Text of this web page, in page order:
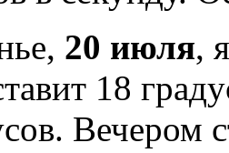
20 июля,
18
Вечером